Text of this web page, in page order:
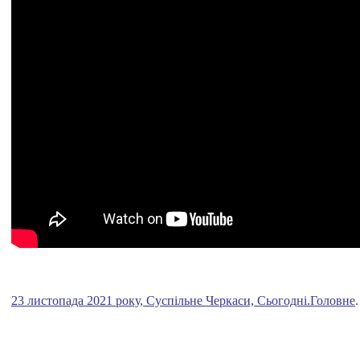
23 листопада 2021 року, Суспільне Черкаси, Сьогодні.Головне.